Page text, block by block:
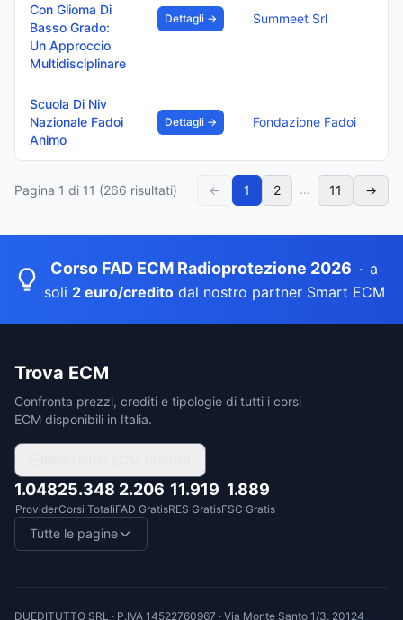
Con Glioma Di
Basso Grado:
Un Approccio
Multidisciplinare
Dettagli → Summeet Srl
Scuola Di Niv
Nazionale Fadoi
Animo
Dettagli → Fondazione Fadoi
Pagina 1 di 11 (266 risultati) ← 1 2 ... 11 →
Corso FAD ECM Radioprotezione 2026 · a
soli 2 euro/creditodal nostro partner Smart ECM
Trova ECM
Confronta prezzi, crediti e tipologie di tutti i corsi
ECM disponibili in Italia.
1.048
Provider
25.348
Corsi Totali
2.206
FAD Gratis
11.919
RES Gratis
1.889
FSC Gratis
Tutte le pagine
DUEDITUTTO SRL · P.IVA 14522760967 · Via Monte Santo 1/3, 20124